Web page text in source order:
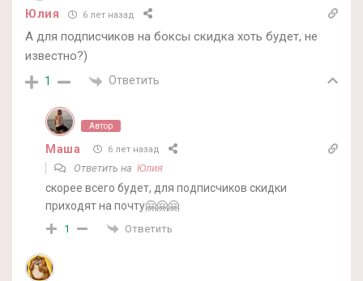
Юлия 6 лет назад
А для подписчиков на боксы скидка хоть будет, не
известно?)
1 Ответить
Автор
Маша 6 лет назад
Ответить на Юлия
скорее всего будет, для подписчиков скидки
приходят на почту🤗🤗🤗
1 Ответить